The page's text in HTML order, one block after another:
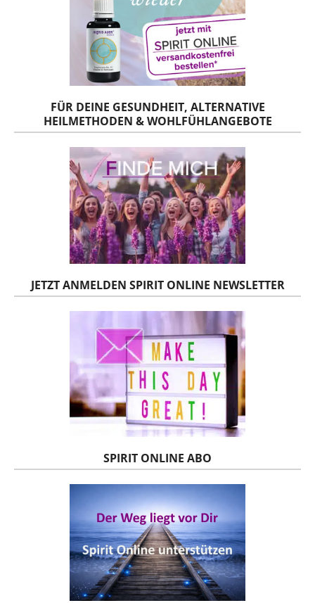
FÜR DEINE GESUNDHEIT, ALTERNATIVE
HEILMETHODEN & WOHLFÜHLANGEBOTE
JETZT ANMELDEN SPIRIT ONLINE NEWSLETTER
SPIRIT ONLINE ABO